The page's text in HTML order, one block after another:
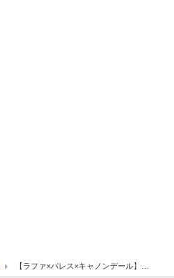
【ラファ×パレス×キャノンデール】